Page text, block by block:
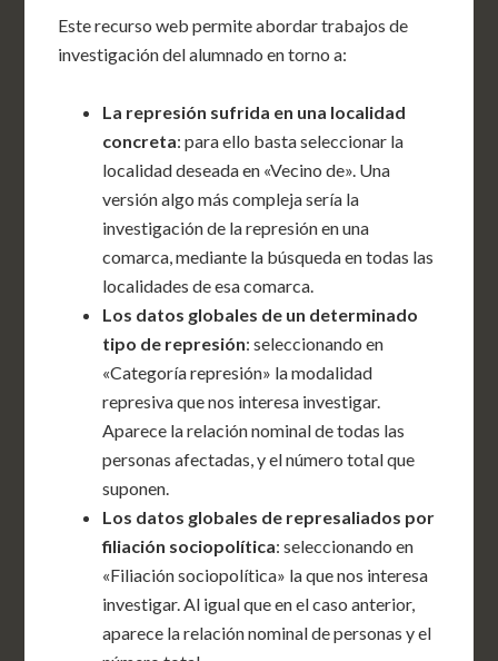
Este recurso web permite abordar trabajos de
investigación del alumnado en torno a:
La represión sufrida en una localidad
concreta: para ello basta seleccionar la
localidad deseada en «Vecino de». Una
versión algo más compleja sería la
investigación de la represión en una
comarca, mediante la búsqueda en todas las
localidades de esa comarca.
Los datos globales de un determinado
tipo de represión: seleccionando en
«Categoría represión» la modalidad
represiva que nos interesa investigar.
Aparece la relación nominal de todas las
personas afectadas, y el número total que
suponen.
Los datos globales de represaliados por
filiación sociopolítica: seleccionando en
«Filiación sociopolítica» la que nos interesa
investigar. Al igual que en el caso anterior,
aparece la relación nominal de personas y el